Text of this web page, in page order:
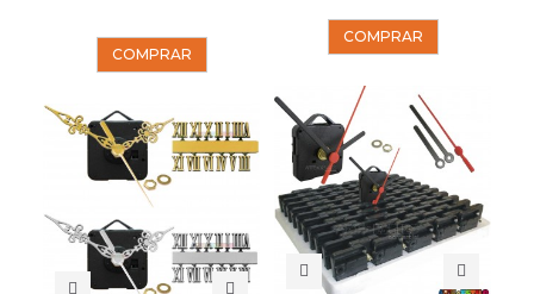
COMPRAR
COMPRAR